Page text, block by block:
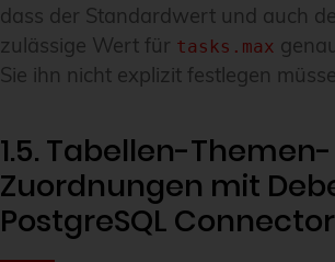
dass der Standardwert und auch
zulässige Wert für tasks.max
Sie ihn nicht explizit festlegen
1.5. Tabellen-Themen-
Zuordnungen mit
PostgreSQL Connector